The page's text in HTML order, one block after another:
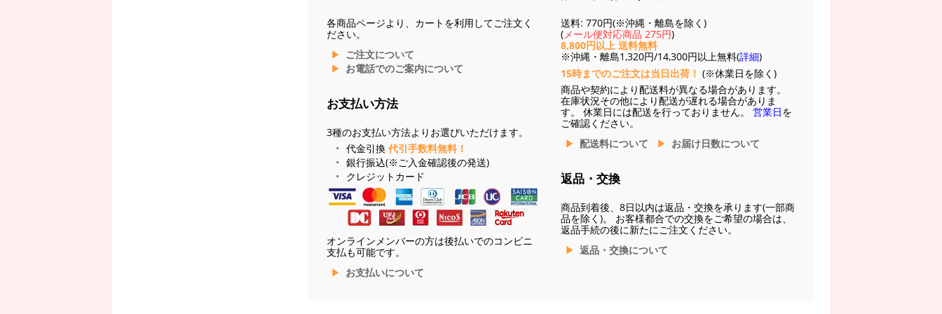
各商品ページより、カートを利用してご注文く
ださい。
ご注文について
お電話でのご案内について
お支払い方法
3種のお支払い方法よりお選びいただけます。
代金引換 代引手数料無料！
銀行振込(※ご入金確認後の発送)
クレジットカード
オンラインメンバーの方は後払いでのコンビニ
支払も可能です。
お支払いについて
送料: 770円(※沖縄・離島を除く)
(メール便対応商品 275円)
8,800円以上 送料無料
※沖縄・離島1,320円/14,300円以上無料(詳細)
15時までのご注文は当日出荷！ (※休業日を除く)
商品や契約により配送料が異なる場合があります。
在庫状況その他により配送が遅れる場合がありま
す。 休業日には配送を行っておりません。 営業日を
ご確認ください。
配送料について
お届け日数について
返品・交換
商品到着後、8日以内は返品・交換を承ります(一部商
品を除く)。 お客様都合での交換をご希望の場合は、
返品手続の後に新たにご注文ください。
返品・交換について